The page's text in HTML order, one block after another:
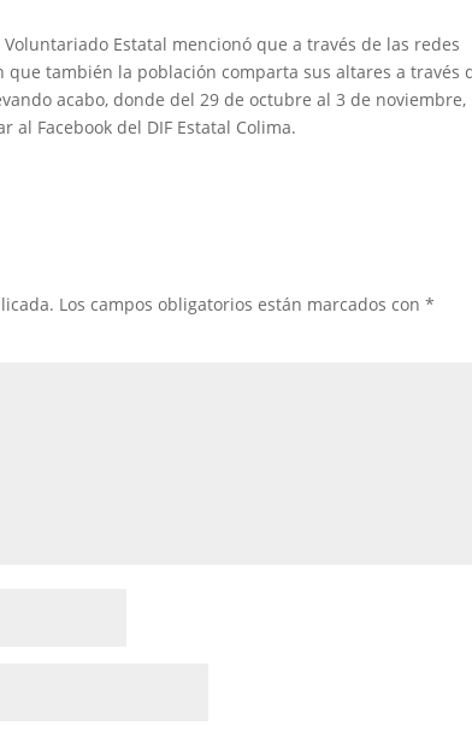
Estatal mencionó que a través de las redes
también la población comparta sus altares a través
acabo, donde del 29 de octubre al 3 de noviembre,
Facebook del DIF Estatal Colima.
Los campos obligatorios están marcados con*